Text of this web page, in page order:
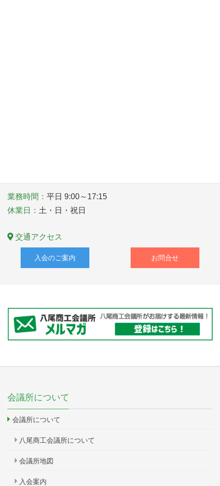
業務時間： 平日 9:00～17:15
休業日： 土・日・祝日
交通アクセス
入会のご案内 お問合せ
会議所について
会議所について
八尾商工会議所について
会議所地図
入会案内